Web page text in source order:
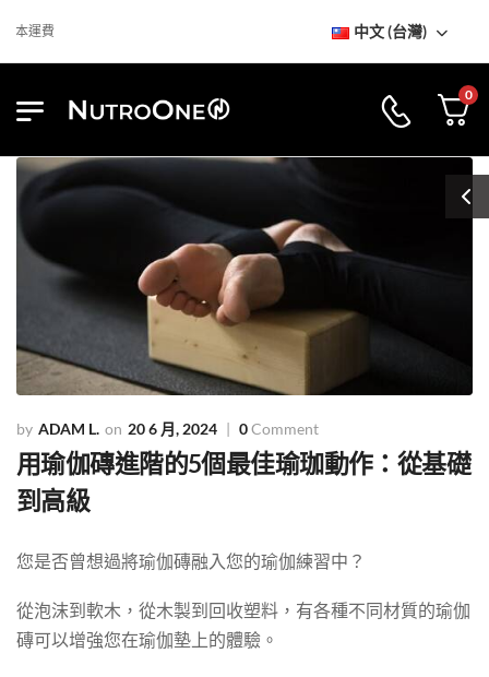
費 中文 (台灣)
0
ADAM L. 20 6 月, 2024 0Comment
用瑜伽磚進階的5個最佳瑜珈動作：從基礎
到高級
您是否曾想過將瑜伽磚融入您的瑜伽練習中？
從泡沫到軟木，從木製到回收塑料，有各種不同材質的瑜伽
磚可以增強您在瑜伽墊上的體驗。